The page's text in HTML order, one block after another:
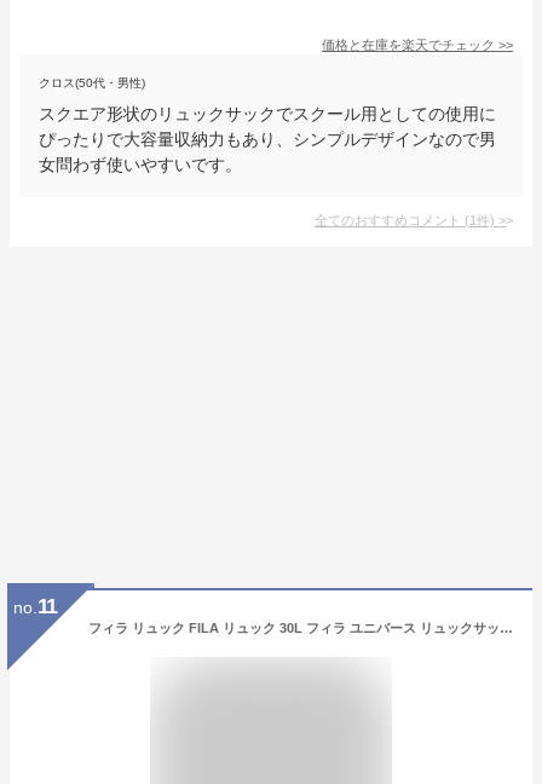
価格と在庫を楽天でチェック >>
クロス(50代・男性)
スクエア形状のリュックサックでスクール用としての使用に
ぴったりで大容量収納力もあり、シンプルデザインなので男
女問わず使いやすいです。
全てのおすすめコメント (1件) >
no. 11
フィラ リュック FILA リュック 30L フィラ ユニバース リュックサック BOX ボックス スクエア アウトドア メンズ 大容量 通学 通塾 学生 デイパック 白 黒 ブラック 撥水 人気 バッグ バック 入学祝い かっこいい